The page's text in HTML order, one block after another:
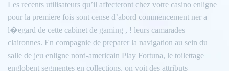
Les recents utilisateurs qu’il affecteront chez votre casino enligne
pour la premiere fois sont cense d’abord commencement ner a
l�egard de cette cabinet de gaming , ! leurs camarades
claironnes. En compagnie de preparer la navigation au sein du
salle de jeu enligne nord-americain Play Fortuna, le toilettage
englobent segmentes en collections, on voit des attributs